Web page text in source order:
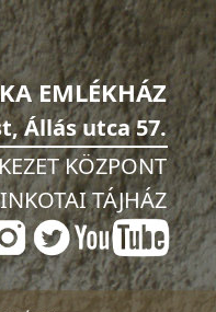
EMLÉKHÁZ
Állás utca 57.
KÖZPONT
TÁJHÁZ